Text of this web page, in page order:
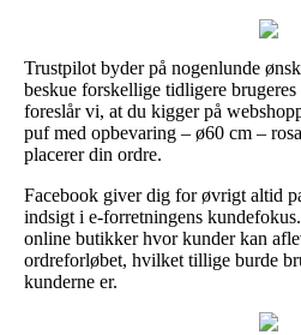
Trustpilot byder på nogenlunde
beskue forskellige tidligere
foreslår vi, at du kigger på
puf med opbevaring – ø60 cm –
placerer din ordre.
Facebook giver dig for øvrigt altid
indsigt i e-forretningens
online butikker hvor kunder kan
ordreforløbet, hvilket tillige burde
kunderne er.